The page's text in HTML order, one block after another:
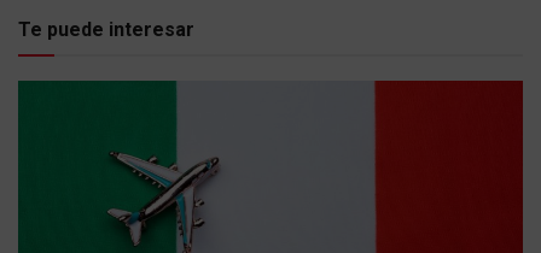
Te puede interesar